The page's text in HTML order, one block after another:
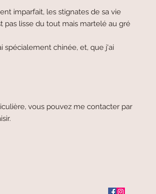
imparfait, les stignates de sa vie
pas lisse du tout mais martelé au gré
spécialement chinée, et, que j'ai
vous pouvez me contacter par